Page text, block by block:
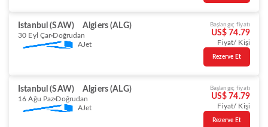
Istanbul (SAW) Algiers (ALG)
30 Eyl Çar Doğrudan
AJet
Başlangıç fiyatı
US$ 74.79
Fiyat/ Kişi
Rezerve Et
Istanbul (SAW) Algiers (ALG)
16 Ağu Paz Doğrudan
AJet
Başlangıç fiyatı
US$ 74.79
Fiyat/ Kişi
Rezerve Et